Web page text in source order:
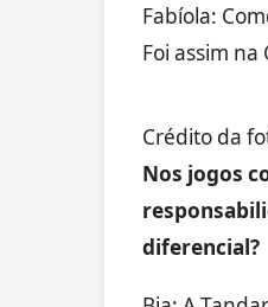
Fabíola:
Foi assim
Crédito da
Nos jogos
diferencial?